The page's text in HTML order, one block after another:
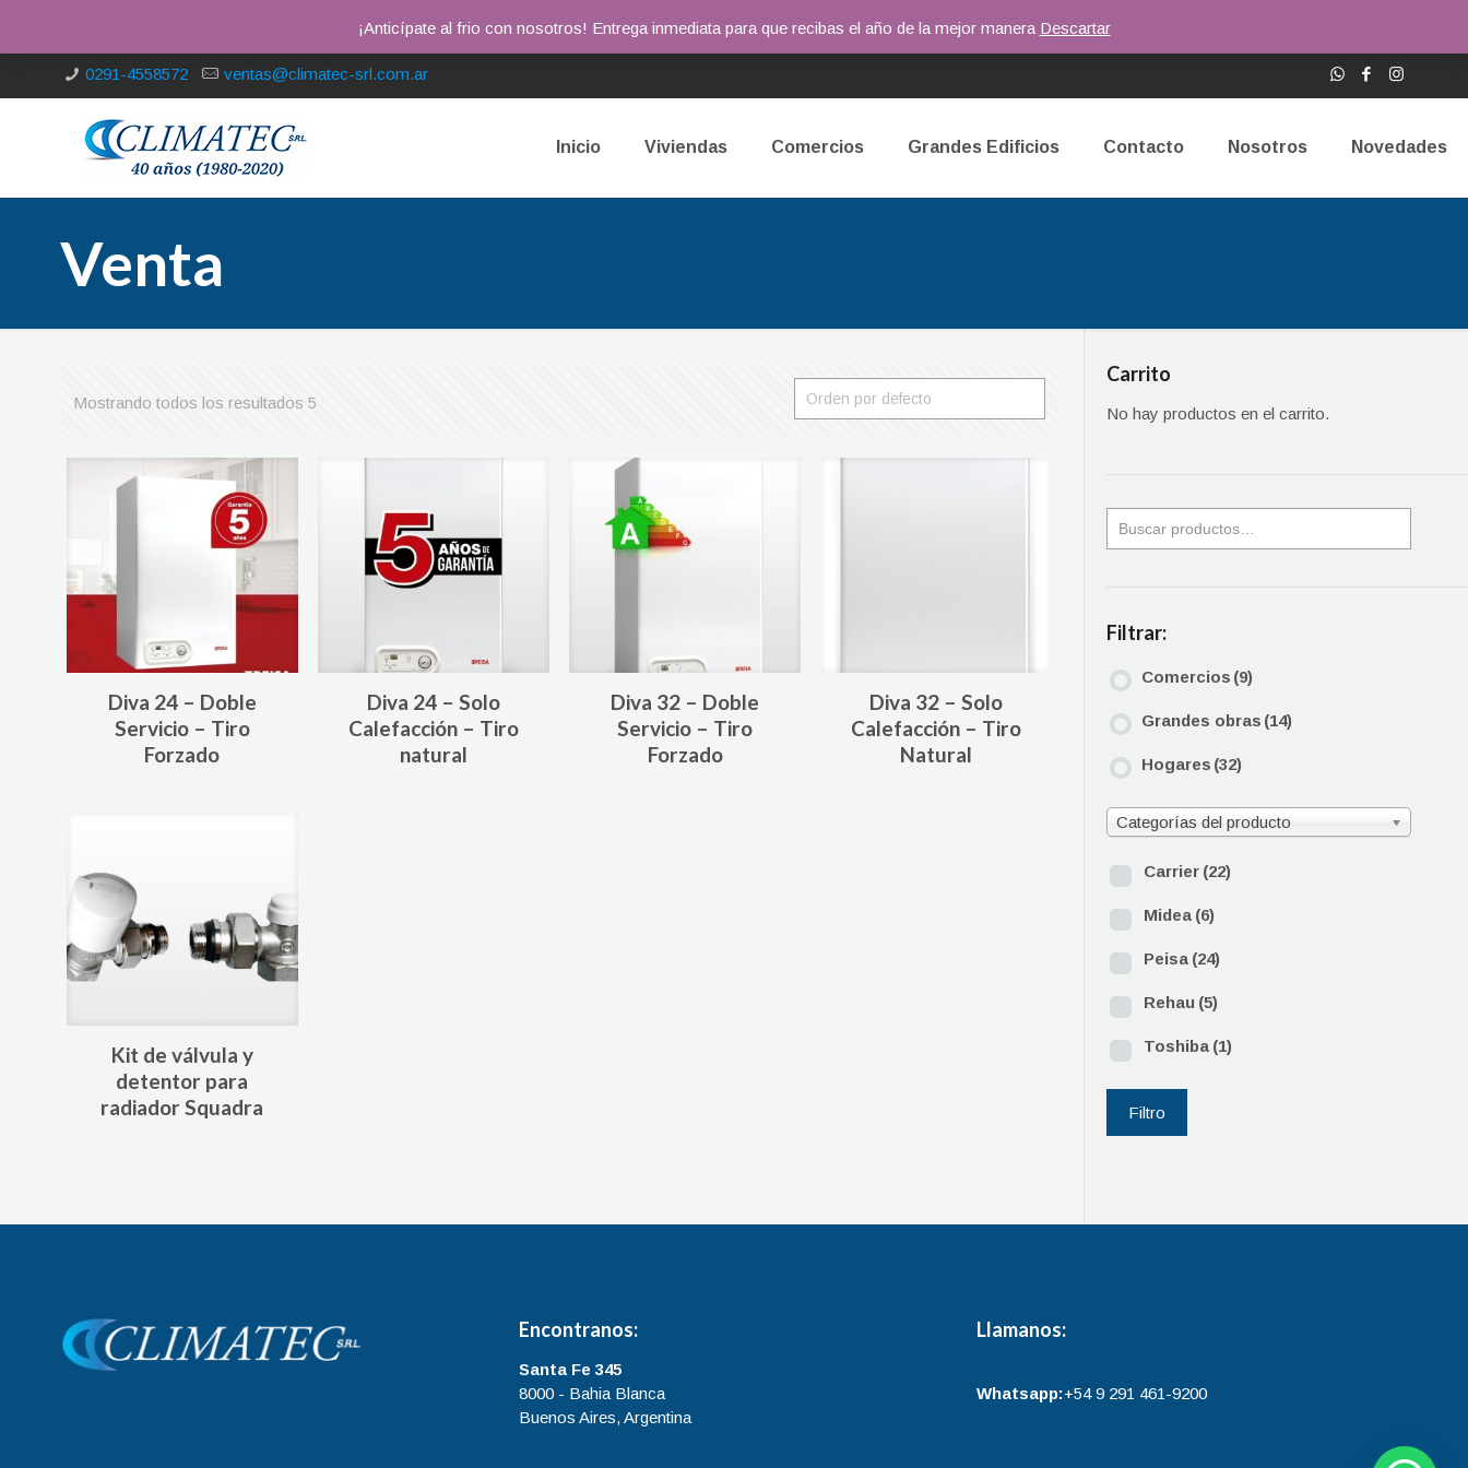
0291-4558572 ventas@climatec-srl.com.ar
Inicio Viviendas Comercios Grandes Edificios Contacto Nosotros Novedades
Venta
Mostrando todos los resultados 5
Diva 24 – Doble
Servicio – Tiro
Forzado
Diva 24 – Solo
Calefacción – Tiro
natural
Diva 32 – Doble
Servicio – Tiro
Forzado
Diva 32 – Solo
Calefacción – Tiro
Natural
Kit de válvula y
detentor para
radiador Squadra
Carrito
No hay productos en el carrito.
Filtrar:
Comercios (9)
Grandes obras (14)
Hogares (32)
Categorías del producto
Carrier (22)
Midea (6)
Peisa (24)
Rehau (5)
Toshiba (1)
Filtro
Encontranos:
Santa Fe 345
8000 - Bahia Blanca
Buenos Aires, Argentina
Llamanos:
Whatsapp:+54 9 291 461-9200
¡Anticípate al frio con nosotros! Entrega inmediata para que recibas el año de la mejor manera Descartar